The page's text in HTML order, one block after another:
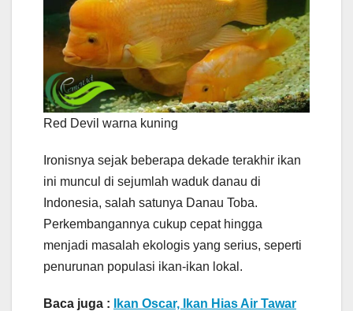
Red Devil warna kuning
Ironisnya sejak beberapa dekade terakhir ikan
ini muncul di sejumlah waduk danau di
Indonesia, salah satunya Danau Toba.
Perkembangannya cukup cepat hingga
menjadi masalah ekologis yang serius, seperti
penurunan populasi ikan-ikan lokal.
Baca juga :
Ikan Oscar, Ikan Hias Air Tawar